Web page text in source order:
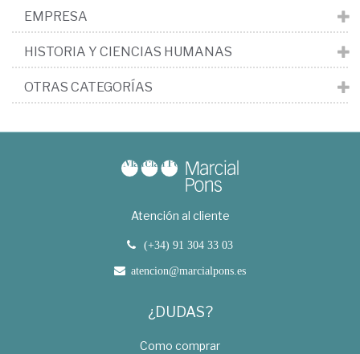
EMPRESA
HISTORIA Y CIENCIAS HUMANAS
OTRAS CATEGORÍAS
Atención al cliente
(+34) 91 304 33 03
atencion@marcialpons.es
¿DUDAS?
Como comprar